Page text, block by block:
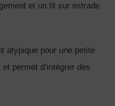
et un lit sur estrade
atypique pour une petite
permet d’intégrer des